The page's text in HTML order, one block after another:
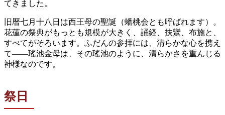
てきました。
旧暦七月十八日は西王母の聖誕（蟠桃会とも呼ばれます）。
花蓮の祭典がもっとも規模が大きく、誦経、扶鸞、布施と、
すべてがそろいます。ふだんの参拝には、清らかな心を携え
て——瑤池金母は、その瑤池のように、清らかさを重んじる
神様なのです。
祭日